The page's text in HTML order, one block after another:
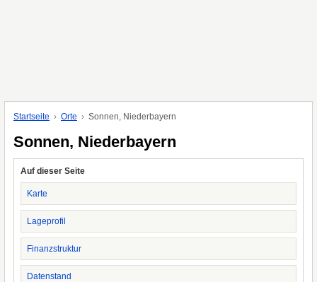
Startseite Orte Sonnen, Niederbayern
Sonnen, Niederbayern
Auf dieser Seite
Karte
Lageprofil
Finanzstruktur
Datenstand